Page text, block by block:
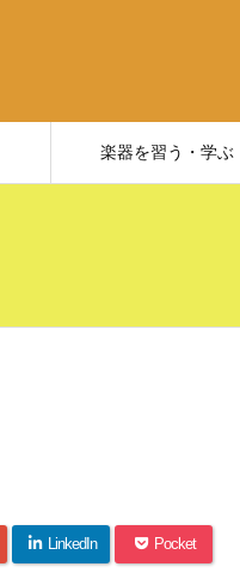
楽器を習う・学ぶ
LinkedIn Pocket